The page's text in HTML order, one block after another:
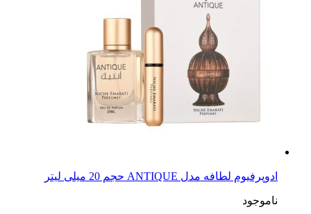
ادوپرفیوم لطافه مدل ANTIQUE حجم 20 میلی لیتر
ناموجود